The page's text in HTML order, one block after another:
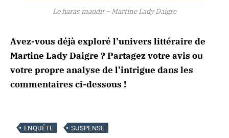
Le haras maudit – Martine Lady Daigre
Avez-vous déjà exploré l’univers littéraire de
Martine Lady Daigre ? Partagez votre avis ou
votre propre analyse de l’intrigue dans les
commentaires ci-dessous !
ENQUÊTE SUSPENSE